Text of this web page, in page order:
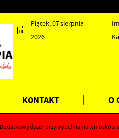
Piątek, 07 sierpnia
2026
KONTAKT O
Dodatkowy dyżur przy wypełnianiu wniosków